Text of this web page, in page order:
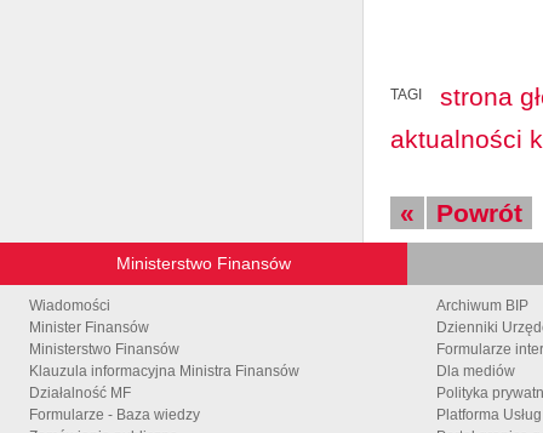
TAGI
strona
aktualności
« Powrót
Ministerstwo Finansów
Wiadomości
Minister Finansów
Ministerstwo Finansów
Klauzula informacyjna Ministra Finansów
Działalność MF
Formularze - Baza wiedzy
Archiwum BIP
Dzienniki
Formularze
Dla mediów
Polityka
Platforma